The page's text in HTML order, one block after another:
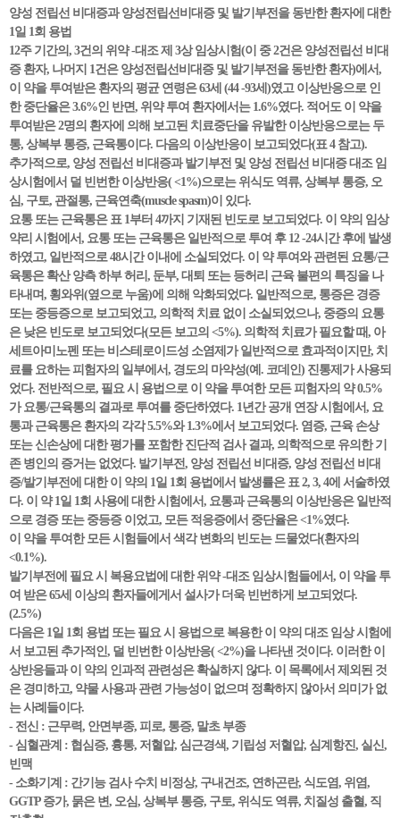
양성 전립선 비대증과 양성전립선비대증 및 발기부전을 동반한 환자에 대한
1일 1회 용법
12주 기간의, 3건의 위약 -대조 제 3상 임상시험(이 중 2건은 양성전립선 비대
증 환자, 나머지 1건은 양성전립선비대증 및 발기부전을 동반한 환자)에서,
이 약을 투여받은 환자의 평균 연령은 63세 (44 -93세)였고 이상반응으로 인
한 중단율은 3.6%인 반면, 위약 투여 환자에서는 1.6%였다. 적어도 이 약을
투여받은 2명의 환자에 의해 보고된 치료중단을 유발한 이상반응으로는 두
통, 상복부 통증, 근육통이다. 다음의 이상반응이 보고되었다(표 4 참고).
추가적으로, 양성 전립선 비대증과 발기부전 및 양성 전립선 비대증 대조 임
상시험에서 덜 빈번한 이상반응( <1%)으로는 위식도 역류, 상복부 통증, 오
심, 구토, 관절통, 근육연축(muscle spasm)이 있다.
요통 또는 근육통은 표 1부터 4까지 기재된 빈도로 보고되었다. 이 약의 임상
약리 시험에서, 요통 또는 근육통은 일반적으로 투여 후 12 -24시간 후에 발생
하였고, 일반적으로 48시간 이내에 소실되었다. 이 약 투여와 관련된 요통/근
육통은 확산 양측 하부 허리, 둔부, 대퇴 또는 등허리 근육 불편의 특징을 나
타내며, 횡와위(옆으로 누움)에 의해 악화되었다. 일반적으로, 통증은 경증
또는 중등증으로 보고되었고, 의학적 치료 없이 소실되었으나, 중증의 요통
은 낮은 빈도로 보고되었다(모든 보고의 <5%). 의학적 치료가 필요할 때, 아
세트아미노펜 또는 비스테로이드성 소염제가 일반적으로 효과적이지만, 치
료를 요하는 피험자의 일부에서, 경도의 마약성(예. 코데인) 진통제가 사용되
었다. 전반적으로, 필요 시 용법으로 이 약을 투여한 모든 피험자의 약 0.5%
가 요통/근육통의 결과로 투여를 중단하였다. 1년간 공개 연장 시험에서, 요
통과 근육통은 환자의 각각 5.5%와 1.3%에서 보고되었다. 염증, 근육 손상
또는 신손상에 대한 평가를 포함한 진단적 검사 결과, 의학적으로 유의한 기
존 병인의 증거는 없었다. 발기부전, 양성 전립선 비대증, 양성 전립선 비대
증/발기부전에 대한 이 약의 1일 1회 용법에서 발생률은 표 2, 3, 4에 서술하였
다. 이 약 1일 1회 사용에 대한 시험에서, 요통과 근육통의 이상반응은 일반적
으로 경증 또는 중등증 이었고, 모든 적응증에서 중단율은 <1%였다.
이 약을 투여한 모든 시험들에서 색각 변화의 빈도는 드물었다(환자의
<0.1%).
발기부전에 필요 시 복용요법에 대한 위약 -대조 임상시험들에서, 이 약을 투
여 받은 65세 이상의 환자들에게서 설사가 더욱 빈번하게 보고되었다.
(2.5%)
다음은 1일 1회 용법 또는 필요 시 용법으로 복용한 이 약의 대조 임상 시험에
서 보고된 추가적인, 덜 빈번한 이상반응( <2%)을 나타낸 것이다. 이러한 이
상반응들과 이 약의 인과적 관련성은 확실하지 않다. 이 목록에서 제외된 것
은 경미하고, 약물 사용과 관련 가능성이 없으며 정확하지 않아서 의미가 없
는 사례들이다.
- 전신 : 근무력, 안면부종, 피로, 통증, 말초 부종
- 심혈관계 : 협심증, 흉통, 저혈압, 심근경색, 기립성 저혈압, 심계항진, 실신,
빈맥
- 소화기계 : 간기능 검사 수치 비정상, 구내건조, 연하곤란, 식도염, 위염,
GGTP 증가, 묽은 변, 오심, 상복부 통증, 구토, 위식도 역류, 치질성 출혈, 직